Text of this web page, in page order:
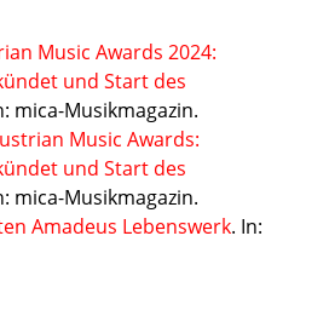
Music Awards 2024:
und Start des
mica-Musikmagazin.
Music Awards:
und Start des
mica-Musikmagazin.
Amadeus Lebenswerk. In: